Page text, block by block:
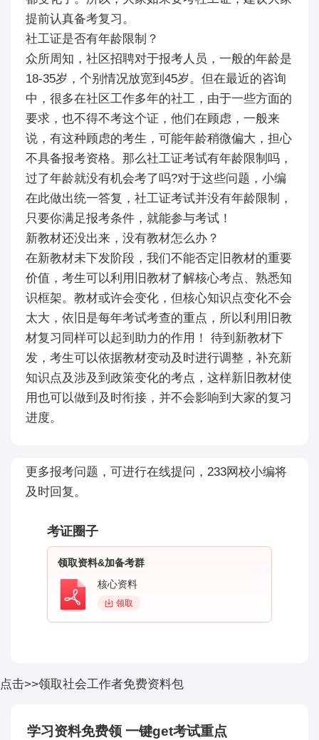
提前认真备考复习。
社工证是否有年龄限制？
众所周知，社区招聘对于报考人员，一般的年龄是
18-35岁，个别情况放宽到45岁。但在最近的咨询
中，很多在社区工作多年的社工，由于一些方面的
要求，也不得不考这个证，他们在顾虑，一般来
说，有这种顾虑的考生，可能年龄稍微偏大，担心
不具备报考资格。那么社工证考试有年龄限制吗，
过了年龄就没有机会考了吗?对于这些问题，小编
在此做出统一答复，社工证考试并没有年龄限制，
只要你满足报考条件，就能参与考试！
新教材还没出来，没有教材怎么办？
在新教材未下发阶段，我们不能否定旧教材的重要
价值，考生可以利用旧教材了解核心考点、熟悉知
识框架。教材或许会变化，但核心知识点变化不会
太大，依旧是每年考试考查的重点，所以利用旧教
材复习同样可以起到助力的作用！ 待到新教材下
发，考生可以依据教材变动及时进行调整，补充新
知识点及涉及到政策变化的考点，这样新旧教材使
用也可以做到及时衔接，并不会影响到大家的复习
进度。
更多报考问题，可进行在线提问，233网校小编将
及时回复。
考证圈子
领取资料&加备考群
核心资料
领取
点击>>领取社会工作者免费资料包
学习资料免费领 一键get考试重点